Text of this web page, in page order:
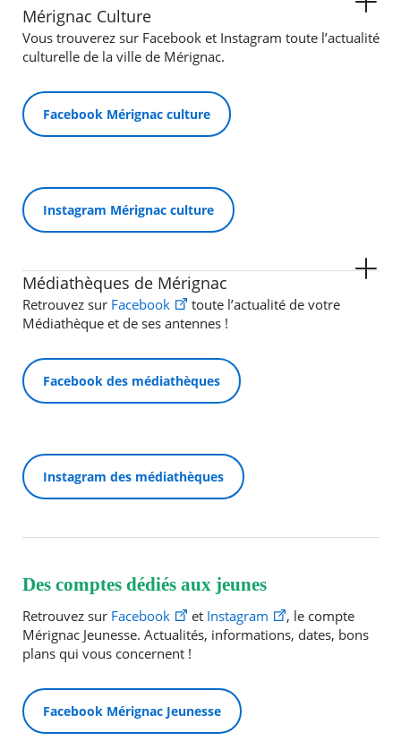
Mérignac Culture
Vous trouverez sur Facebook et Instagram toute l’actualité
culturelle de la ville de Mérignac.
Facebook Mérignac culture
Instagram Mérignac culture
Médiathèques de Mérignac
Retrouvez sur Facebook
toute l’actualité de votre
Médiathèque et de ses antennes !
Facebook des médiathèques
Instagram des médiathèques
Des comptes dédiés aux jeunes
Retrouvez sur Facebook et Instagram
, le compte
Mérignac Jeunesse. Actualités, informations, dates, bons
plans qui vous concernent !
Facebook Mérignac Jeunesse